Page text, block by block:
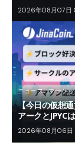
2026年08月07日
ニュース マーケ
【今日の仮想
アークとJPYC
2026年08月06日